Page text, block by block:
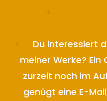
Du interessiert
meiner Werke?
zurzeit noch im
genügt eine E-